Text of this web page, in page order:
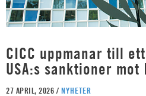
CICC uppmanar till
USA:s sanktioner mot
27 APRIL, 2026 / NYHETER